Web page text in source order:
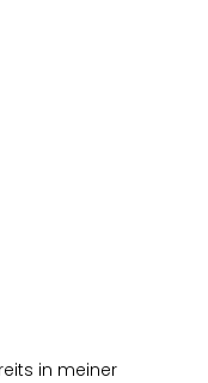
in meiner